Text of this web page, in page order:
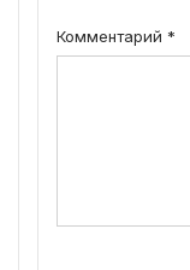
Комментарий *